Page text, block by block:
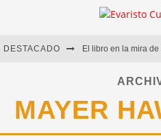
DESTACADO
Marcelo Rubio | El
Diego Meret | Hotel
Alejandra Correa |
MAYER